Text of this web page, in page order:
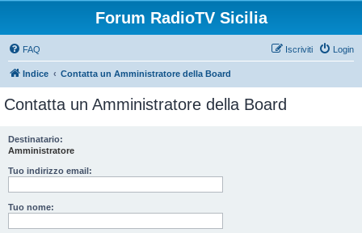
Forum RadioTV Sicilia
FAQ Login
Iscriviti
Indice Contatta un Amministratore della Board
Contatta un Amministratore della Board
Destinatario:
Amministratore
Tuo indirizzo email:
Tuo nome: